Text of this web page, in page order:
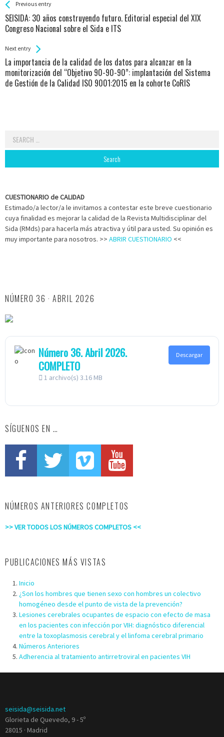
See more
Previous entry
SEISIDA: 30 años construyendo futuro. Editorial especial del XIX
Congreso Nacional sobre el Sida e ITS
Back
All
Entries
Next entry
La importancia de la calidad de los datos para alcanzar en la
monitorización del “Objetivo 90-90-90”: implantación del Sistema
de Gestión de la Calidad ISO 9001:2015 en la cohorte CoRIS
Search
CUESTIONARIO de CALIDAD
Estimado/a lector/a le invitamos a contestar este breve cuestionario
cuya finalidad es mejorar la calidad de la Revista Multidisciplinar del
Sida (RMds) para hacerla más atractiva y útil para usted. Su opinión es
muy importante para nosotros. >> ABRIR CUESTIONARIO <<
NÚMERO 36 · ABRIL 2026
Número 36. Abril 2026.
COMPLETO
1 archivo(s) 3.16 MB
Descargar
SÍGUENOS EN …
NÚMEROS ANTERIORES COMPLETOS
>> VER TODOS LOS NÚMEROS COMPLETOS <<
PUBLICACIONES MÁS VISTAS
Inicio
¿Son los hombres que tienen sexo con hombres un colectivo
homogéneo desde el punto de vista de la prevención?
Lesiones cerebrales ocupantes de espacio con efecto de masa
en los pacientes con infección por VIH: diagnóstico diferencial
entre la toxoplasmosis cerebral y el linfoma cerebral primario
Números Anteriores
Adherencia al tratamiento antirretroviral en pacientes VIH
seisida@seisida.net
Glorieta de Quevedo, 9 - 5º
28015 · Madrid